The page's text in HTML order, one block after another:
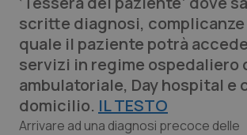
Basilicata
Calabria
Campania
Artrite & artrosi
Asma & BPCO
Car-T
QS Club Newsletter
scritte diagnosi,
quale il paziente potrà
servizi in regime ospedaliero
ambulatoriale, Day hospital e
domicilio. IL TESTO
Arrivare ad una diagnosi precoce delle